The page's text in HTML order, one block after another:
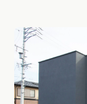
抜けを介した
落し込み、
た建物計画
兼ねた計画と
とともにミニ